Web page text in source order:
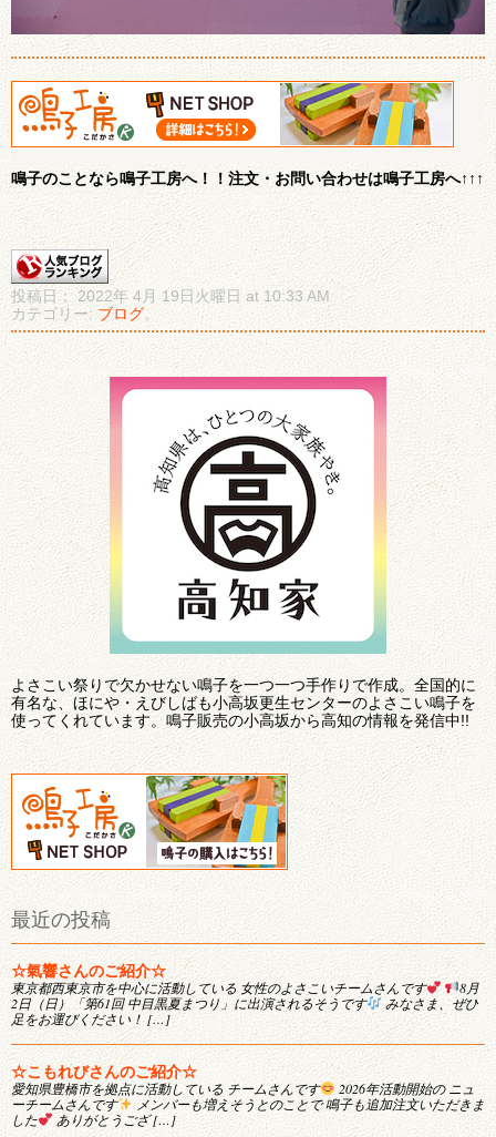
鳴子のことなら鳴子工房へ！！注文・お問い合わせは鳴子工房へ↑↑↑
投稿日： 2022年 4月 19日火曜日 at 10:33 AM
カテゴリー: ブログ。
よさこい祭りで欠かせない鳴子を一つ一つ手作りで作成。全国的に
有名な、ほにや・えびしばも小高坂更生センターのよさこい鳴子を
使ってくれています。鳴子販売の小高坂から高知の情報を発信中!!
最近の投稿
☆氣響さんのご紹介☆
東京都西東京市を中心に活動している 女性のよさこいチームさんです
8月
2日（日）「第61回 中目黒夏まつり」に出演されるそうです
みなさま、ぜひ
足をお運びください！ […]
☆こもれびさんのご紹介☆
愛知県豊橋市を拠点に活動している チームさんです
2026年活動開始の ニュ
ーチームさんです
メンバーも増えそうとのことで 鳴子も追加注文いただきま
した
ありがとうござ […]